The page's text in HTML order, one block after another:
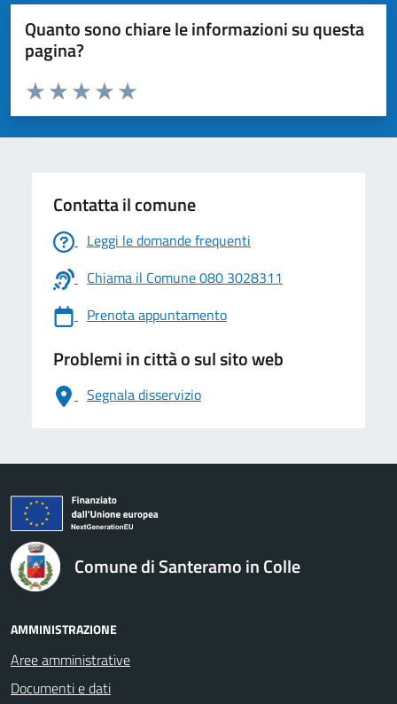
Quanto sono chiare le informazioni su questa
pagina?
Valuta da 1 a 5 stelle la pagina
Valuta 5 stelle su 5
Valuta 4 stelle su 5
Valuta 3 stelle su 5
Valuta 2 stelle su 5
Valuta 1 stelle su 5
Contatta il comune
Leggi le domande frequenti
Chiama il Comune 080 3028311
Prenota appuntamento
Problemi in città o sul sito web
Segnala disservizio
logo Unione Europea
Comune di Santeramo in Colle
AMMINISTRAZIONE
Aree amministrative
Documenti e dati